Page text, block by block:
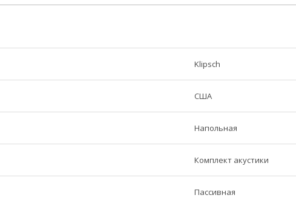
Klipsch
США
Напольная
Комплект акустики
Пассивная